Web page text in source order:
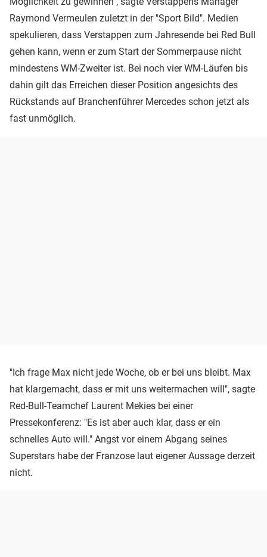
Raymond Vermeulen zuletzt in der "Sport Bild". Medien
spekulieren, dass Verstappen zum Jahresende bei Red Bull
gehen kann, wenn er zum Start der Sommerpause nicht
mindestens WM-Zweiter ist. Bei noch vier WM-Läufen bis
dahin gilt das Erreichen dieser Position angesichts des
Rückstands auf Branchenführer Mercedes schon jetzt als
fast unmöglich.
"Ich frage Max nicht jede Woche, ob er bei uns bleibt. Max
hat klargemacht, dass er mit uns weitermachen will", sagte
Red-Bull-Teamchef Laurent Mekies bei einer
Pressekonferenz: "Es ist aber auch klar, dass er ein
schnelles Auto will." Angst vor einem Abgang seines
Superstars habe der Franzose laut eigener Aussage derzeit
nicht.